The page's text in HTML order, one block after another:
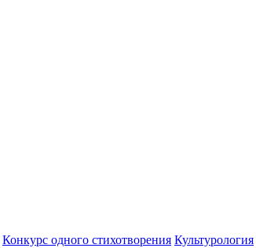
Конкурс одного стихотворения Культурология